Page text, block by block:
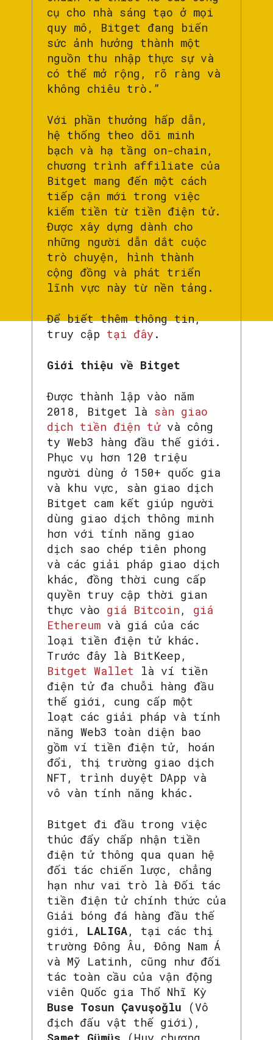
cụ cho nhà sáng tạo ở mọi
quy mô, Bitget đang biến
sức ảnh hưởng thành một
nguồn thu nhập thực sự và
có thể mở rộng, rõ ràng và
không chiêu trò.”
Với phần thưởng hấp dẫn,
hệ thống theo dõi minh
bạch và hạ tầng on-chain,
chương trình affiliate của
Bitget mang đến một cách
tiếp cận mới trong việc
kiếm tiền từ tiền điện tử.
Được xây dựng dành cho
những người dẫn dắt cuộc
trò chuyện, hình thành
cộng đồng và phát triển
lĩnh vực này từ nền tảng.
Để biết thêm thông tin,
truy cập tại đây .
Giới thiệu về Bitget
Được thành lập vào năm
2018, Bitget là sàn giao
dịch tiền điện tửvà công
ty Web3 hàng đầu thế giới.
Phục vụ hơn 120 triệu
người dùng ở 150+ quốc gia
và khu vực, sàn giao dịch
Bitget cam kết giúp người
dùng giao dịch thông minh
hơn với tính năng giao
dịch sao chép tiên phong
và các giải pháp giao dịch
khác, đồng thời cung cấp
quyền truy cập thời gian
thực vào giá Bitcoin , giá
Ethereum và giá của các
loại tiền điện tử khác.
Trước đây là BitKeep,
Bitget Wallet là ví tiền
điện tử đa chuỗi hàng đầu
thế giới, cung cấp một
loạt các giải pháp và tính
năng Web3 toàn diện bao
gồm ví tiền điện tử, hoán
đổi, thị trường giao dịch
NFT, trình duyệt DApp và
vô vàn tính năng khác.
Bitget đi đầu trong việc
thúc đẩy chấp nhận tiền
điện tử thông qua quan hệ
đối tác chiến lược, chẳng
hạn như vai trò là Đối tác
tiền điện tử chính thức của
Giải bóng đá hàng đầu thế
giới, LALIGA, tại các thị
trường Đông Âu, Đông Nam Á
và Mỹ Latinh, cũng như đối
tác toàn cầu của vận động
viên Quốc gia Thổ Nhĩ Kỳ
Buse Tosun Çavuşoğlu
(Vô
địch đấu vật thế giới),